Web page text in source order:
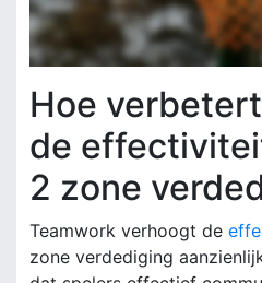
Hoe
de
2 zone
Teamwork verhoogt de
zone verdediging